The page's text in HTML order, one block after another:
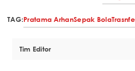
TAG:Pratama ArhanSepak Bola
Tim Editor